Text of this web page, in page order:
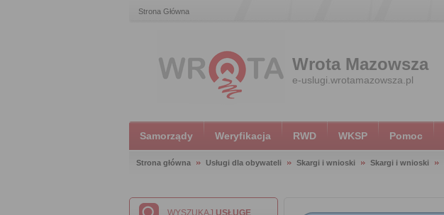
Strona Główna
Wrota Mazowsza
e-uslugi.wrotamazowsza.pl
Samorządy Weryfikacja RWD WKSP Pomoc
Strona główna Usługi dla obywateli Skargi i wnioski Skargi i wnioski
WYSZUKAJ USŁUGĘ